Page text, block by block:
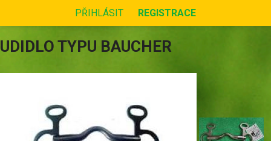
PŘIHLÁSIT REGISTRACE
UDIDLO TYPU BAUCHER